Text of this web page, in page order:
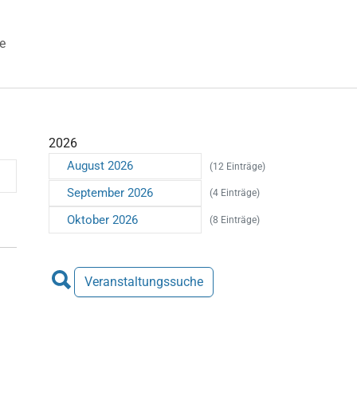
2026
August 2026 (12 Einträge)
September 2026 (4 Einträge)
Oktober 2026 (8 Einträge)
Veranstaltungssuche